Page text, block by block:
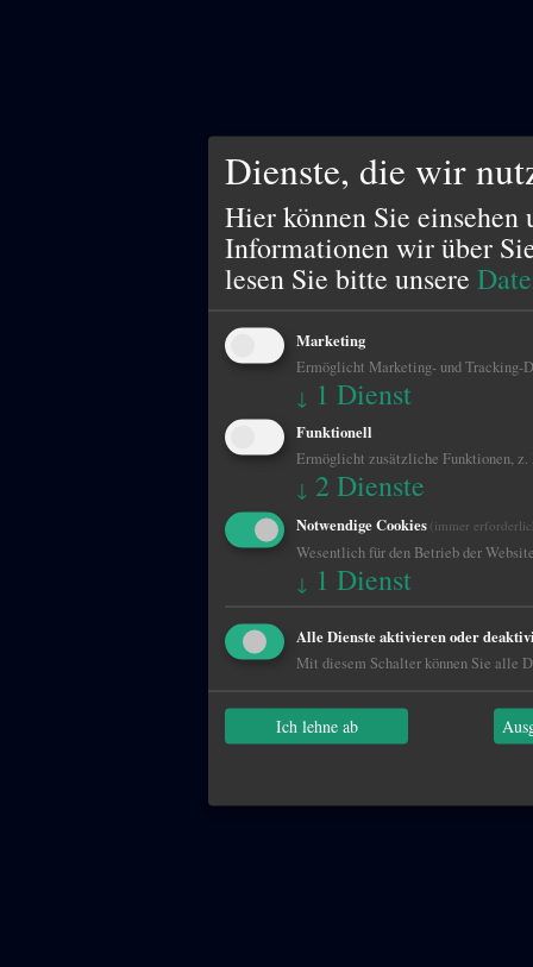
Dienste, die wir
Hier können Sie einsehen
Informationen wir über
lesen Sie bitte unsere
Marketing
Ermöglicht Marketing- und Tracking-
↓ 1 Dienst
Funktionell
Ermöglicht zusätzliche Funktionen, z.
↓ 2 Dienste
Notwendige Cookies (immer
Wesentlich für den Betrieb der
↓ 1 Dienst
Alle Dienste aktivieren oder
Mit diesem Schalter können Sie alle
Ich lehne ab